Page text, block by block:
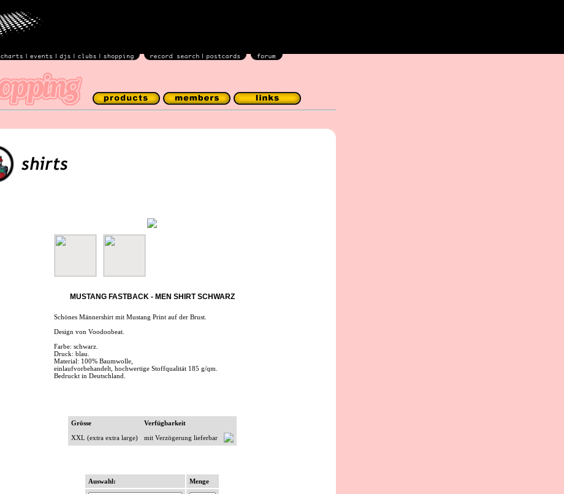
MUSTANG FASTBACK - MEN SHIRT SCHWARZ
Schönes Männershirt mit Mustang Print auf der Brust.
Design von Voodoobeat.
Farbe: schwarz.
Druck: blau.
Material: 100% Baumwolle,
einlaufvorbehandelt, hochwertige Stoffqualität 185 g/qm.
Bedruckt in Deutschland.
Grösse
Verfügbarkeit
XXL (extra extra large)
mit Verzögerung lieferbar
Auswahl: Menge